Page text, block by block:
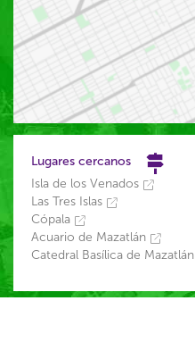
Lugares cercanos
Isla de los Venados
Las Tres Islas
Cópala
Acuario de Mazatlán
Catedral Basílica de Mazatlán